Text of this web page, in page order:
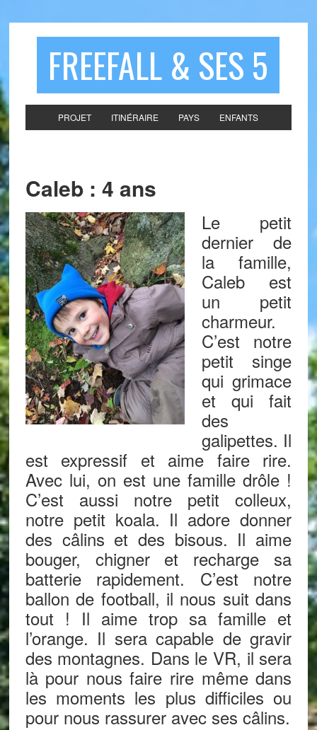
FREEFALL & SES 5
PROJET ITINÉRAIRE PAYS ENFANTS
Caleb : 4 ans
Le petit
dernier de
la famille,
Caleb est
un petit
charmeur.
C’est notre
petit singe
qui grimace
et qui fait
des
galipettes. Il
est expressif et aime faire rire.
Avec lui, on est une famille drôle !
C’est aussi notre petit colleux,
notre petit koala. Il adore donner
des câlins et des bisous. Il aime
bouger, chigner et recharge sa
batterie rapidement. C’est notre
ballon de football, il nous suit dans
tout ! Il aime trop sa famille et
l’orange. Il sera capable de gravir
des montagnes. Dans le VR, il sera
là pour nous faire rire même dans
les moments les plus difficiles ou
pour nous rassurer avec ses câlins.